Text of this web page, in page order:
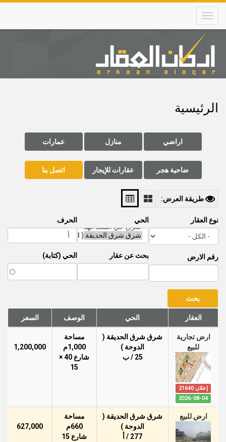
Skip
main
content
Main
navigation
الرئيسية
اراضي منازل عمارات
ضاحية هجر عقارات للإيجار اتصل بنا
طريقة العرض:
نوع العقار
رقم الارض
الحي
بحث عن عقار
الحرف
الحي (كتابة)
العقار الحي الوصف السعر
ارض تجارية
للبيع
إعلان 21640
2026-08-04
شرق شرق الحديقة (
الدوحة )
25 / ب
مساحة
1,000م
شارع 40 ×
15
1,200,000
ارض للبيع
شرق شرق الحديقة (
الدوحة )
277 / أ
مساحة
660م
شارع 15
627,000